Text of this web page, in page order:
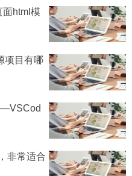
面html模
项目有哪
—VSCod
非常适合